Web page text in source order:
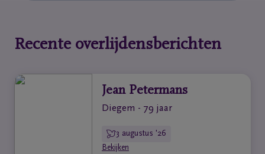
Recente overlijdensberichten
Jean Petermans
Diegem - 79 jaar
3 augustus '26
Bekijken